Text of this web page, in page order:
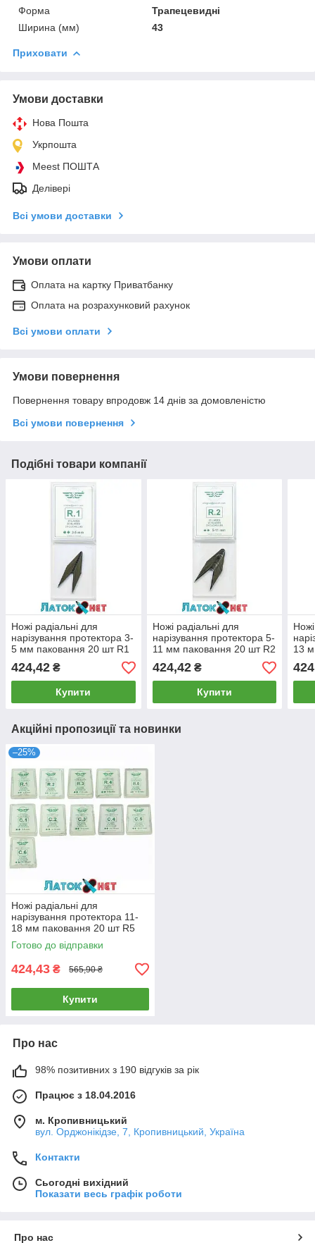
Форма
Трапецевидні
Ширина (мм)
43
Приховати
Умови доставки
Нова Пошта
Укрпошта
Meest ПОШТА
Делівері
Всі умови доставки
Умови оплати
Оплата на картку Приватбанку
Оплата на розрахунковий рахунок
Всі умови оплати
Умови повернення
Повернення товару впродовж 14 днів за домовленістю
Всі умови повернення
Подібні товари компанії
Ножі радіальні для
нарізування протектора 3-
5 мм паковання 20 шт R1
PSO Франція
424,42 ₴
Купити
Ножі радіальні для
нарізування протектора 5-
11 мм паковання 20 шт R2
PSO Франція
424,42₴
Купити
13
Акційні пропозиції та новинки
–25%
Ножі радіальні для
нарізування протектора 11-
18 мм паковання 20 шт R5
PSO Франція
Готово до відправки
424,43 ₴ 565,90 ₴
Купити
Про нас
98% позитивних з 190 відгуків за рік
Працює з 18.04.2016
м. Кропивницький
вул. Орджонікідзе, 7, Кропивницький, Україна
Контакти
Сьогодні вихідний
Показати весь графік роботи
Про нас